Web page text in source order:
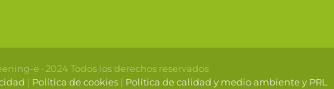
e · 2024 Todos los derechos reservados
| Política de cookies| Política de calidad y medio ambiente y PRL